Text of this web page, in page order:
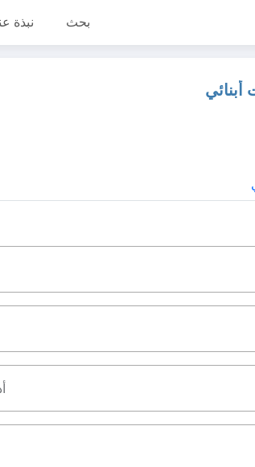
نبذة بحث